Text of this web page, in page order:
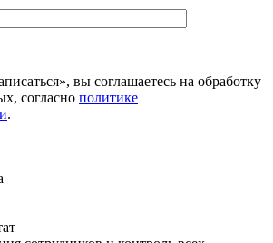
вы соглашаетесь на обработку
согласно политике
.